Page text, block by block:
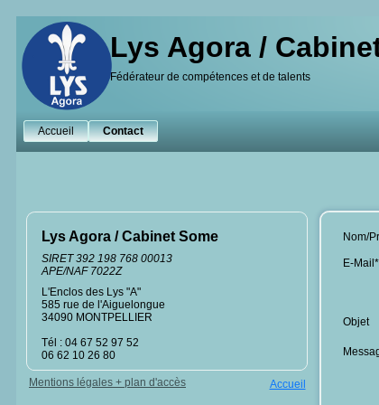
Lys Agora /
Fédérateur de compétences et de talents
Accueil Contact
Lys Agora / Cabinet Some
SIRET 392 198 768 00013
APE/NAF 7022Z
L'Enclos des Lys "A"
585 rue de l'Aiguelongue
34090 MONTPELLIER
Tél : 04 67 52 97 52
06 62 10 26 80
Mentions légales + plan d'accès Accueil
Nom/
E-Mail*
Objet